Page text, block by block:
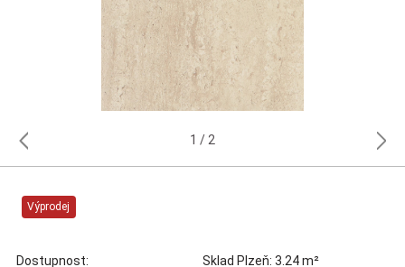
1 2
Výprodej
Dostupnost:
Sklad Plzeň: 3.24 m²